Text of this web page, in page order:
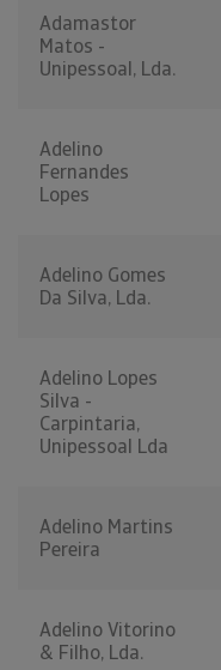
Adamastor
Matos -
Unipessoal, Lda.
Adelino
Fernandes
Lopes
Adelino Gomes
Da Silva, Lda.
Adelino Lopes
Silva -
Carpintaria,
Unipessoal Lda
Adelino Martins
Pereira
Adelino Vitorino
& Filho, Lda.